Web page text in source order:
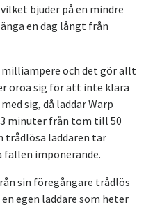
bjuder på en mindre
en dag långt från
och det gör allt
oroa sig för att inte klara
sig, då laddar Warp
minuter från tom till 50
trådlösa laddaren tar
fallen imponerande.
sin föregångare trådlös
egen laddare som heter